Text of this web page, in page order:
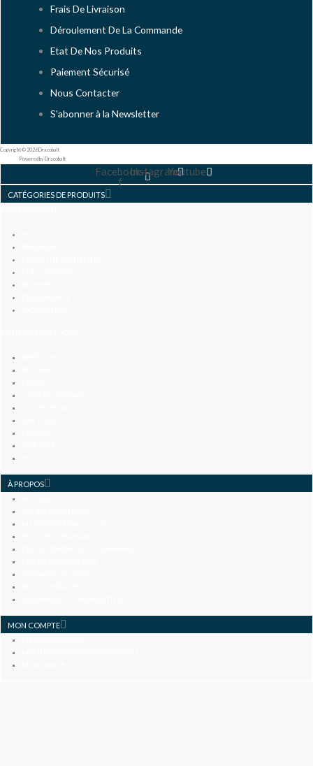
Frais De Livraison
Déroulement De La Commande
Etat De Nos Produits
Paiement Sécurisé
Nous Contacter
S'abonner à la Newsletter
Copyright © 2026 Dracobalt
Powered by Dracobalt
Facebook-
f
InstagramYoutube
CATÉGORIES DE PRODUITS
À PROPOS
MON COMPTE